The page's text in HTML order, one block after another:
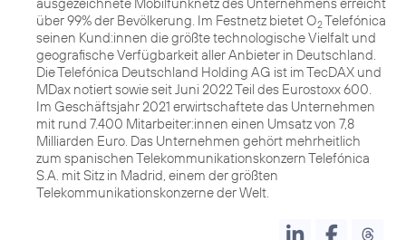
ausgezeichnete Mobilfunknetz des Unternehmens erreicht
über 99% der Bevölkerung. Im Festnetz bietet O2Telefónica
seinen Kund:innen die größte technologische Vielfalt und
geografische Verfügbarkeit aller Anbieter in Deutschland.
Die Telefónica Deutschland Holding AG ist im TecDAX und
MDax notiert sowie seit Juni 2022 Teil des Eurostoxx 600.
Im Geschäftsjahr 2021 erwirtschaftete das Unternehmen
mit rund 7.400 Mitarbeiter:innen einen Umsatz von 7,8
Milliarden Euro. Das Unternehmen gehört mehrheitlich
zum spanischen Telekommunikationskonzern Telefónica
S.A. mit Sitz in Madrid, einem der größten
Telekommunikationskonzerne der Welt.